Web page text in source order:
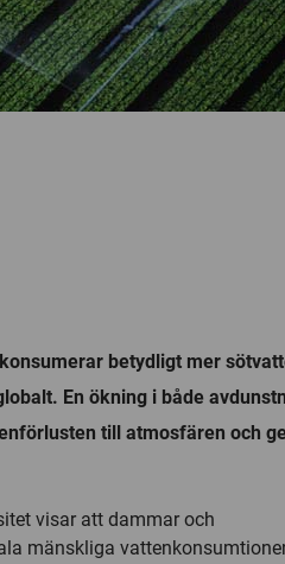
betydligt mer
En ökning i både
till atmosfären och
visar att dammar och
mänskliga